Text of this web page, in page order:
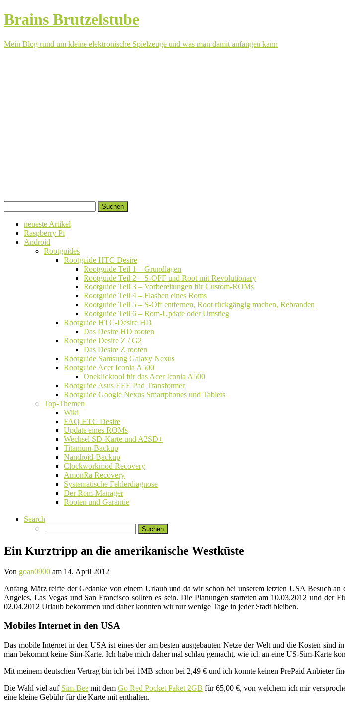
Brains Brutzelstube
Mein Blog rund um kleine elektronische Spielzeuge und was man damit anfangen kann
zum
Inhalt
nach:
neueste Artikel
Raspberry Pi
Android
Rootguides
Rootguide HTC Desire
Rootguide Teil 1 – Grundlagen
Rootguide Teil 2 – S-OFF und Root mit Revolutionary
Rootguide Teil 3 – Vorbereitungen für Custom-ROMs
Rootguide Teil 4 – Flashen eines Roms
Rootguide Teil 5 – S-Off entfernen, Root rückgängig machen, Rebranden
Rootguide Teil 6 – Rom-Update oder Umstieg
Rootguide HTC-Desire HD
Das Desire HD rooten
Rootguide Desire Z / G2
Das Desire Z rooten
Rootguide Samsung Galaxy Nexus
Rootguide Acer Iconia A500
Oneklicktool für das Acer Iconia A500
Rootguide Asus EEE Pad Transformer
Rootguide Google Nexus Smartphones und Tablets
Top-Themen
Wiki
FAQ HTC Desire
Update eines ROMs
Wechsel SD-Karte und A2SD+
Titanium-Backup
Nandroid-Backup
Clockworkmod Recovery
AmonRa Recovery
Systematische Fehlerdiagnose
Der Rom-Manager
Rooten und Garantie
Search
nach:
Ein Kurztripp an die amerikanische Westküste
Von goan0900 am 14. April 2012
Anfang März reifte der Gedanke von einem Urlaub und da wir schon bei unserem letzten USA Besuch
Angeles, Las Vegas und San Francisco sollten es sein. Die Planungen starteten am 10.03.2012 und
02.04.2012 Urlaub bekommen und daher konnten wir nur wenige Tage in jeder Stadt bleiben.
Mobiles Internet in den USA
Das mobile Internet in den USA ist eines der am besten ausgebauten Netze der Welt und die Kosten
man bekommt keine Sim-Karte. Ich habe mich daher mal schlau gemacht, wie ich an eine US-Sim-Karte
Mit meinem deutschen Vertrag bin ich bei 1MB schon bei 2,49 € und ich konnte keinen PrePaid Anbieter
Die Wahl viel auf Sim-Bee mit demGo Red Pocket Paket 2GB für 65,00 €, von welchem ich mir
eine kleine Gebühr für die Karte mit enthalten.